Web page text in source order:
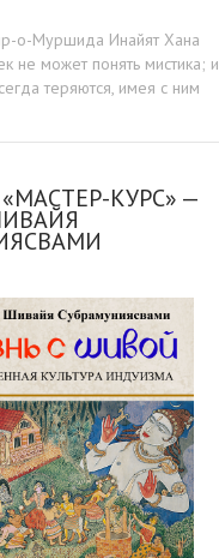
о-Муршида Инайят Хана
не может понять мистика; и
теряются, имея с ним
КУРС» —